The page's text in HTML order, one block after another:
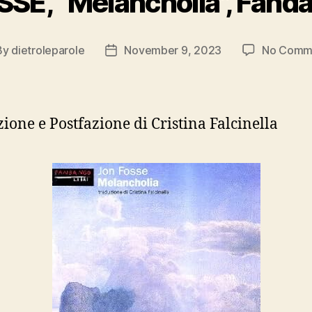
dietroleparole
PostNovember 9, 2023 No
e Postfazione di Cristina Falcinella